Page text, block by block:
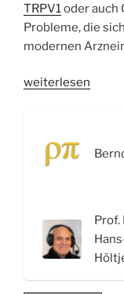
TRPV1oder auch
Probleme, die
modernen
„WSR047
weiterlesen
Prof.